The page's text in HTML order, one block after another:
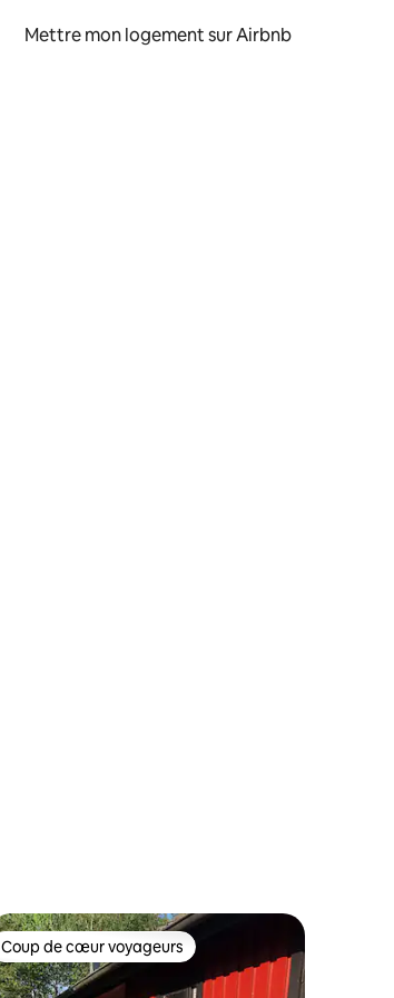
Mettre mon logement sur Airbnb
Coup de cœur voyageurs
Coup de cœur voyageurs